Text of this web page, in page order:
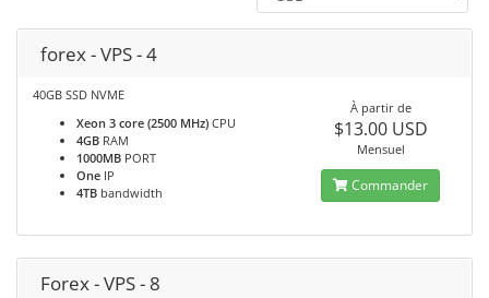
forex - VPS - 4
40GB SSD NVME
Xeon 3 core (2500 MHz) CPU
4GB RAM
1000MB PORT
One IP
4TB bandwidth
À partir de
$13.00 USD
Mensuel
Commander
Forex - VPS - 8